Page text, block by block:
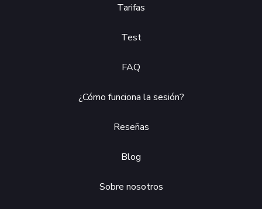
Tarifas
Test
FAQ
¿Cómo funciona la sesión?
Reseñas
Blog
Sobre nosotros